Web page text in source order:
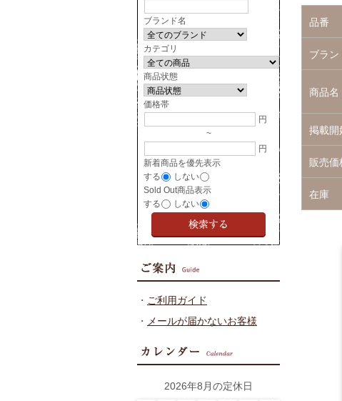
品番
ブラン
商品名
掲載開
販売価
在庫
ブランド名
カテゴリ
商品状態
価格帯
円
~
円
新着商品を優先表示
する
しない
Sold Out商品表示
する
しない
・ ご利用ガイド
・ メールが届かないお客様
2026年8月の定休日